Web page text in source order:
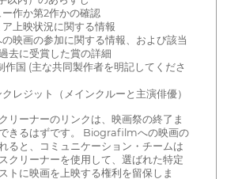
作か第2作かの確認
上映状況に関する情報
映画の参加に関する情報、および該当
去に受賞した賞の詳細
作国 (主な共同製作者を明記してくださ
レジット（メインクルーと主演俳優）
リーナーのリンクは、映画祭の終了ま
きるはずです。 Biografilmへの映画の
ると、コミュニケーション・チームは
クリーナーを使用して、選ばれた特定
トに映画を上映する権利を留保しま